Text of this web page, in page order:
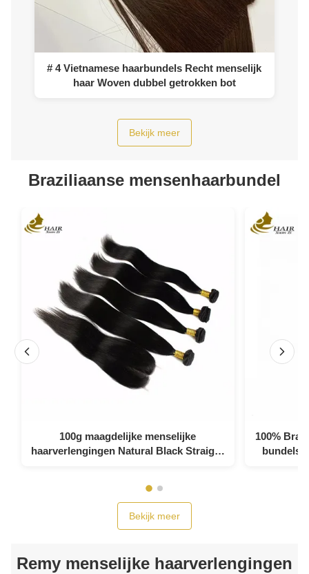
# 4 Vietnamese haarbundels Recht menselijk
haar Woven dubbel getrokken bot
Bekijk meer
Braziliaanse mensenhaarbundel
100g maagdelijke menselijke
haarverlengingen Natural Black Straight
100%
bundels
Bekijk meer
Remy menselijke haarverlengingen